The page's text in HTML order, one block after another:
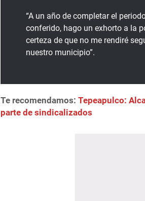
“A un año de completar el
conferido, hago un exhorto a la
certeza de que no me rendiré
nuestro municipio”.
Te recomendamos:Tepeapulco:
parte de sindicalizados